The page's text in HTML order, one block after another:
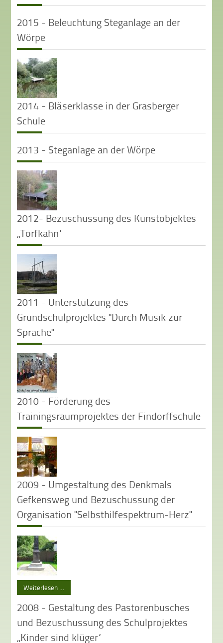
2015 - Beleuchtung Steganlage an der
Wörpe
2014 - Bläserklasse in der Grasberger
Schule
2013 - Steganlage an der Wörpe
2012- Bezuschussung des Kunstobjektes
„Torfkahn“
2011 - Unterstützung des
Grundschulprojektes "Durch Musik zur
Sprache"
2010 - Förderung des
Trainingsraumprojektes der Findorffschule
2009 - Umgestaltung des Denkmals
Gefkensweg und Bezuschussung der
Organisation "Selbsthilfespektrum-Herz"
Weiterlesen …
2008 - Gestaltung des Pastorenbusches
und Bezuschussung des Schulprojektes
„Kinder sind klüger“